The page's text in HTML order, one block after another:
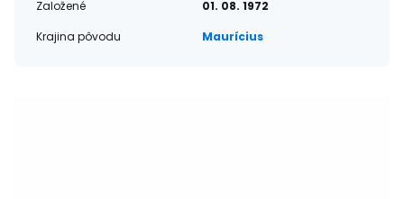
Založené
01. 08. 1972
Krajina pôvodu
Maurícius